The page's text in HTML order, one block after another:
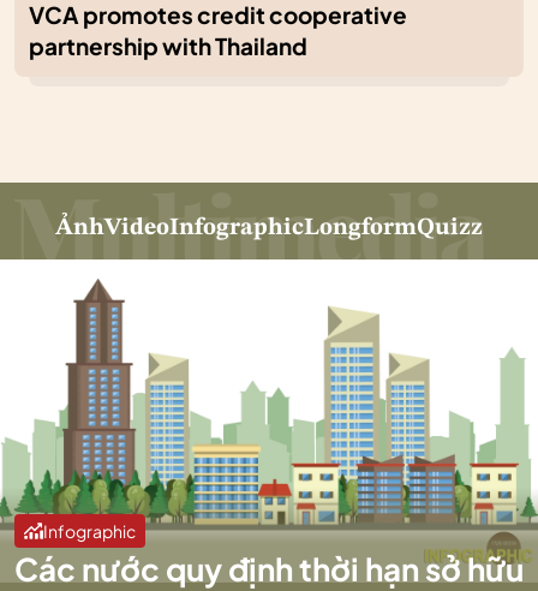
VCA promotes credit cooperative
partnership with Thailand
ẢnhVideoInfographicLongformQuizz
Infographic
Các nước quy định thời hạn sở hữu